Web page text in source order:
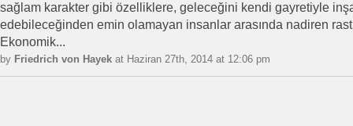
sağlam karakter gibi özelliklere, geleceğini kendi gayretiyle
edebileceğinden emin olamayan insanlar arasında nadiren
Ekonomik...
by Friedrich von Hayek at Haziran 27th, 2014 at 12:06 pm